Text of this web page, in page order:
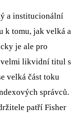
a institucionální
k tomu, jak velká a
je ale pro
velmi likvidní titul s
velká část toku
správců.
patří Fisher